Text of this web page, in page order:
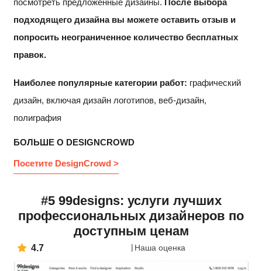
посмотреть предложенные дизайны. После выбора
подходящего дизайна вы можете оставить отзыв и
попросить неограниченное количество бесплатных
правок.
Наиболее популярные категории работ: графический
дизайн, включая дизайн логотипов, веб-дизайн,
полиграфия
БОЛЬШЕ О DESIGNCROWD
Посетите DesignCrowd >
#5 99designs: услуги лучших
профессиональных дизайнеров по
доступным ценам
4.7 Наша оценка